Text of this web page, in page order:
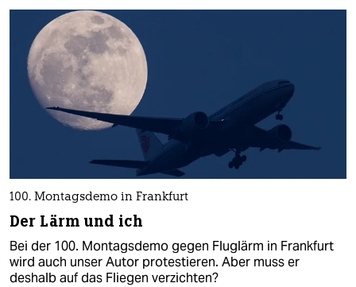
100. Montagsdemo in Frankfurt
Der Lärm und ich
Bei der 100. Montagsdemo gegen Fluglärm in Frankfurt
wird auch unser Autor protestieren. Aber muss er
deshalb auf das Fliegen verzichten?